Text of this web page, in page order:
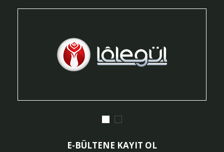
E-BÜLTENE KAYIT OL